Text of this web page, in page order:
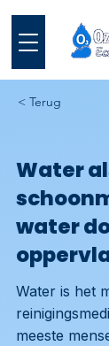
< Terug
Water
water
Water is het
meeste